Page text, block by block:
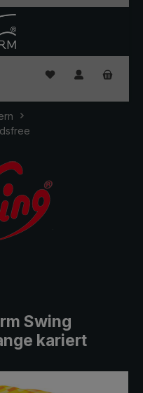
Du hast 0
Swing
kariert